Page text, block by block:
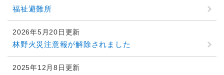
福祉避難所
2026年5月20日更新
林野火災注意報が解除されました
2025年12月8日更新